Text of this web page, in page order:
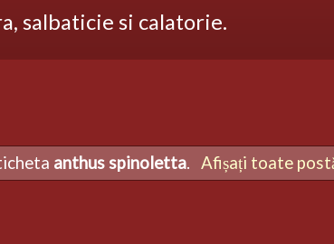
salbaticie si calatorie.
anthus spinoletta. Afișați toate